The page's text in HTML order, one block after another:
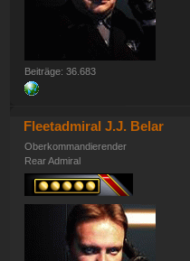
Beiträge: 36.683
Fleetadmiral J.J. Belar
Oberkommandierender
Rear Admiral